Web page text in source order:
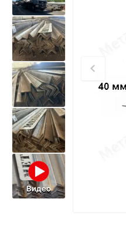
Видео